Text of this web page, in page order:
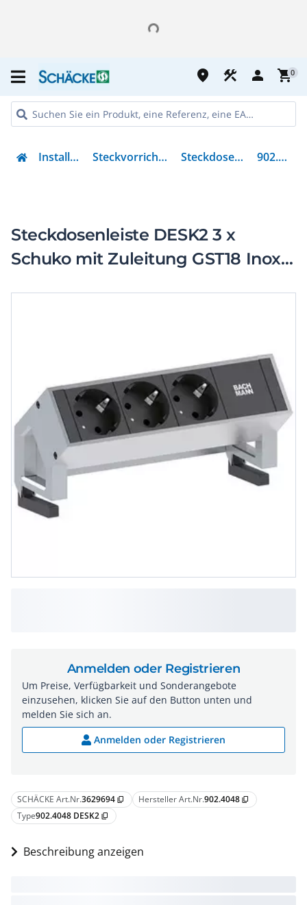
place construction person shopping_cart0
Installation Steckvorrichtungen Steckdosenleiste 902.4048
Steckdosenleiste DESK2 3 x
Schuko mit Zuleitung GST18 Inox
SCHÄCKE Art.Nr.3629694 content_copy Hersteller Art.Nr.902.4048 content_copy
Type902.4048 DESK2 content_copy
Beschreibung anzeigen
Anmelden oder Registrieren
Um Preise, Verfügbarkeit und Sonderangebote
einzusehen, klicken Sie auf den Button unten und
melden Sie sich an.
Anmelden oder Registrieren